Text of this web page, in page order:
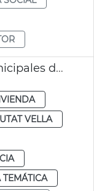
Adjudicación viviendas municipales de alquiler asequible València
VELLA